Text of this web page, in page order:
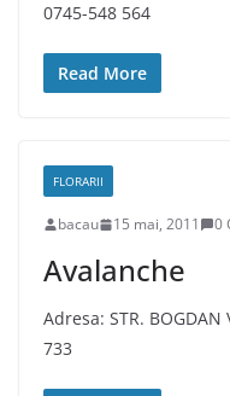
0745-548 564
Read More
FLORARII
bacau 15 mai, 2011 0
Avalanche
Adresa: STR. BOGDAN
733